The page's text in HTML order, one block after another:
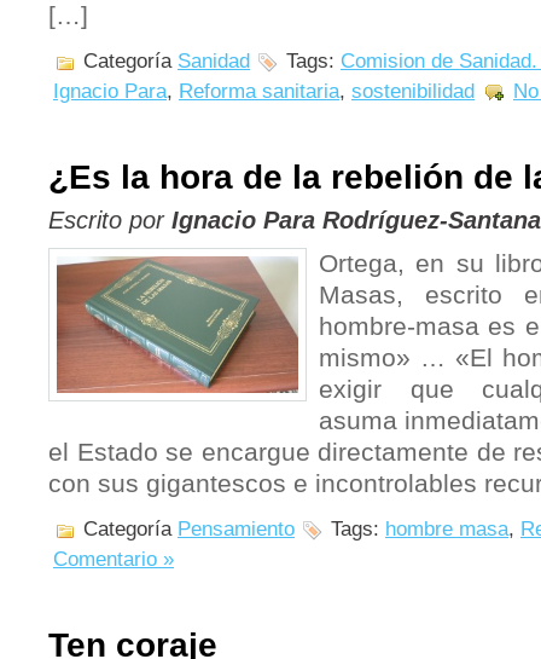
[…]
Categoría Sanidad Tags: Comision de
Ignacio Para, Reforma sanitaria, sostenibilidad
¿Es la hora de la rebelión de
Escrito por Ignacio Para Rodríguez-Santana
Ortega, en su
Masas, escrito
hombre-masa es
mismo» … «El
exigir que
asuma
el Estado se encargue directamente de
con sus gigantescos e incontrolables
Categoría Pensamiento Tags: hombre masa,
Comentario »
Ten coraje